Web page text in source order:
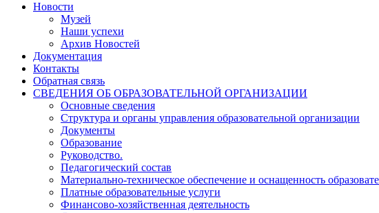
Новости
Музей
Наши успехи
Архив Новостей
Документация
Контакты
Обратная связь
СВЕДЕНИЯ ОБ ОБРАЗОВАТЕЛЬНОЙ ОРГАНИЗАЦИИ
Основные сведения
Структура и органы управления образовательной организации
Документы
Образование
Руководство.
Педагогический состав
Материально-техническое обеспечение и оснащенность
Платные образовательные услуги
Финансово-хозяйственная деятельность